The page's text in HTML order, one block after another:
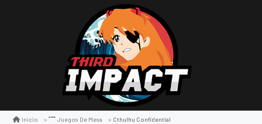
Inicio Juegos De Mesa Cthulhu Confidential